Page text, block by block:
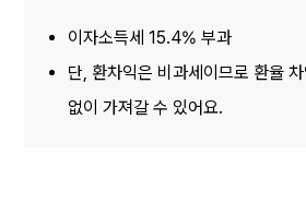
이자소득세 15.4% 부과
단, 환차익은 비과세이므로 환율
없이 가져갈 수 있어요.